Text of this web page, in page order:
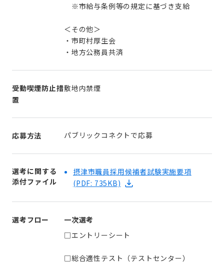
※市給与条例等の規定に基づき支給
＜その他＞
・市町村厚生会
・地方公務員共済
受動喫煙防止措
置
敷地内禁煙
応募方法 パブリックコネクトで応募
選考に関する
添付ファイル
摂津市職員採用候補者試験実施要項
(PDF: 735KB)
選考フロー
一次選考
□エントリーシート
□総合適性テスト（テストセンター）